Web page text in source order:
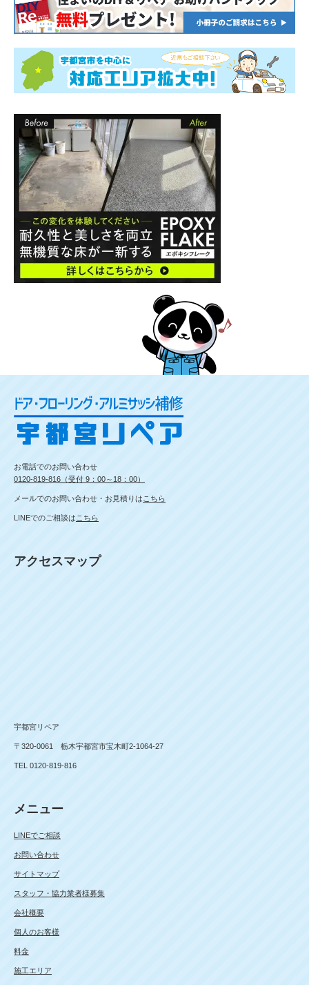
お電話でのお問い合わせ
0120-819-816（受付 9：00～18：00）
メールでのお問い合わせ・お見積りは こちら
LINEでのご相談は こちら
アクセスマップ
宇都宮リペア
〒320-0061 栃木宇都宮市宝木町2-1064-27
TEL 0120-819-816
メニュー
LINEでご相談
お問い合わせ
サイトマップ
スタッフ・協力業者様募集
会社概要
個人のお客様
料金
施工エリア